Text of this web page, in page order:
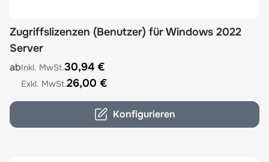
Zugriffslizenzen (Benutzer) für Windows 2022
Server
The price depends on the options chosen on the product
ab
30,94 €
26,00 €
Konfigurieren